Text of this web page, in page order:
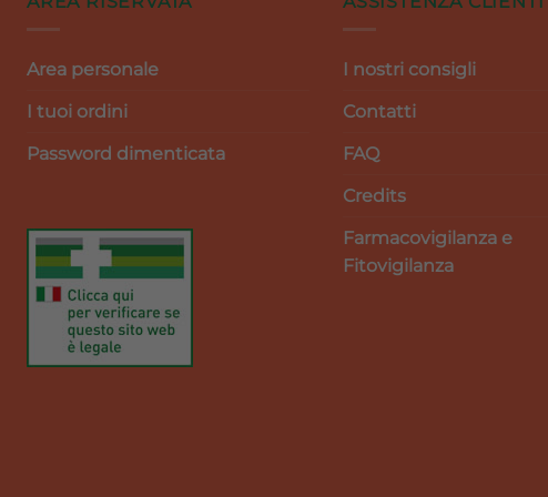
Area personale
I tuoi ordini
Password dimenticata
I nostri consigli
Contatti
FAQ
Credits
Farmacovigilanza e
Fitovigilanza